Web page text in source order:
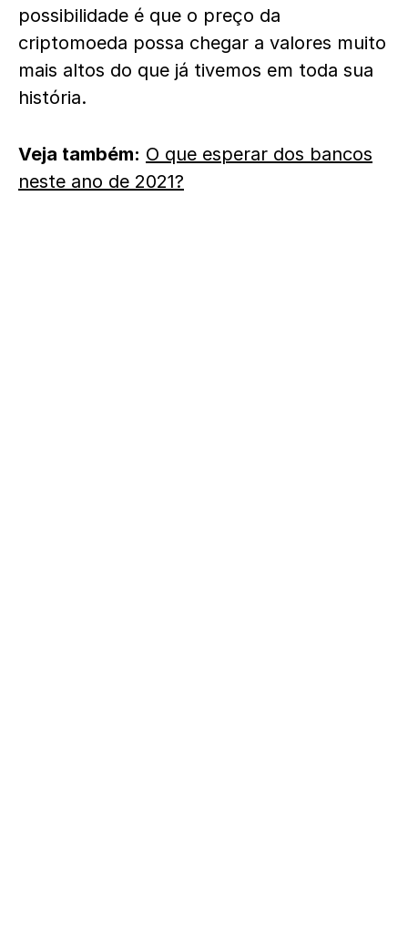
possibilidade é que o preço da
criptomoeda possa chegar a valores muito
mais altos do que já tivemos em toda sua
história.
Veja também: O que esperar dos bancos
neste ano de 2021?